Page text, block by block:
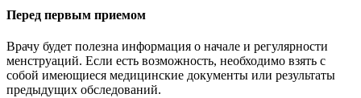
Перед первым приемом
Врачу будет полезна информация о начале и регулярности
менструаций. Если есть возможность, необходимо взять с
собой имеющиеся медицинские документы или результаты
предыдущих обследований.